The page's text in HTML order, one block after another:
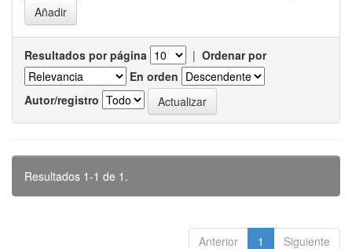
Resultados por página | Ordenar por
En orden
Autor/registro
Resultados 1-1 de 1.
Anterior 1 Siguiente